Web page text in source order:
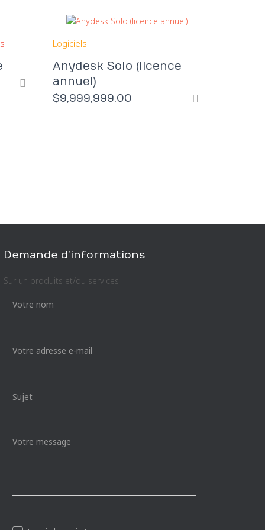
Logiciels
Anydesk Solo (licence
annuel)
$9,999,999.00
Demande d’informations
Sur un produits et/ou services